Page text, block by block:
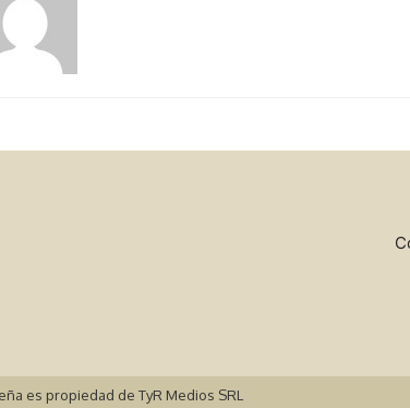
es propiedad de TyR Medios SRL